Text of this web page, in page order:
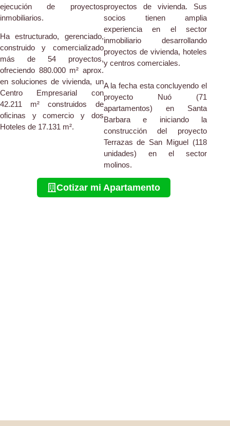
ejecución de proyectos
inmobiliarios.
Ha estructurado, gerenciado,
construido y comercializado
más de 54 proyectos,
ofreciendo 880.000 m² aprox.
en soluciones de vivienda, un
Centro Empresarial con
42.211 m² construidos de
oficinas y comercio y dos
Hoteles de 17.131 m².
proyectos de vivienda. Sus
socios tienen amplia
experiencia en el sector
inmobiliario desarrollando
proyectos de vivienda, hoteles
y centros comerciales.
A la fecha esta concluyendo el
proyecto Nuó (71
apartamentos) en Santa
Barbara e iniciando la
construcción del proyecto
Terrazas de San Miguel (118
unidades) en el sector
molinos.
Cotizar mi Apartamento